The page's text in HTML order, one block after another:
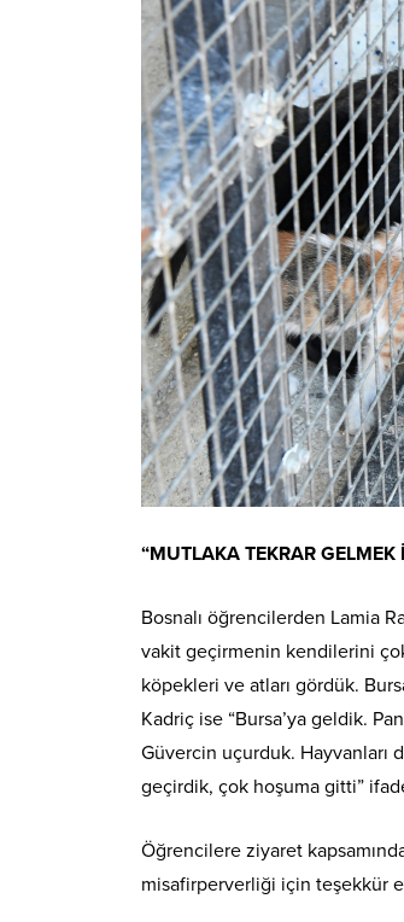
“MUTLAKA TEKRAR GELMEK
Bosnalı öğrencilerden Lamia
vakit geçirmenin kendilerini
köpekleri ve atları gördük.
Kadriç ise “Bursa’ya geldik.
Güvercin uçurduk. Hayvanları
geçirdik, çok hoşuma gitti”
Öğrencilere ziyaret
misafirperverliği için teşekkür